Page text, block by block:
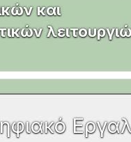
και